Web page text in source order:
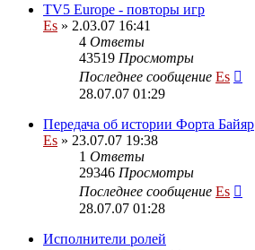
TV5 Europe - повторы игр
Es » 2.03.07 16:41
4 Ответы
43519 Просмотры
Последнее сообщение Es
28.07.07 01:29
Передача об истории Форта Байяр
Es » 23.07.07 19:38
1 Ответы
29346 Просмотры
Последнее сообщение Es
28.07.07 01:28
Исполнители ролей